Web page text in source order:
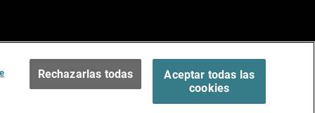
Terms of Use >
Rechazarlas todas
Aceptar todas las
cookies